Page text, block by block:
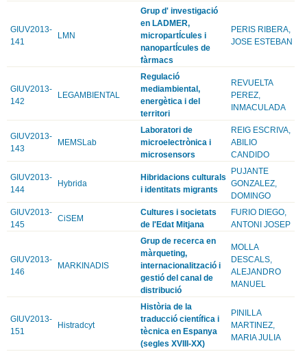
GIUV2013-
141
LMN
Grup d' investigació
en LADMER,
micropartÍcules i
nanopartÍcules de
fàrmacs
PERIS RIBERA,
JOSE ESTEBAN
GIUV2013-
142
LEGAMBIENTAL
Regulació
mediambiental,
energètica i del
territori
REVUELTA
PEREZ,
INMACULADA
GIUV2013-
143
MEMSLab
Laboratori de
microelectrònica i
microsensors
REIG ESCRIVA,
ABILIO
CANDIDO
GIUV2013-
144
Hybrida
Hibridacions culturals
i identitats migrants
PUJANTE
GONZALEZ,
DOMINGO
GIUV2013-
145
CiSEM
Cultures i societats
de l'Edat Mitjana
FURIO DIEGO,
ANTONI JOSEP
GIUV2013-
146
MARKINADIS
Grup de recerca en
màrqueting,
internacionalització i
gestió del canal de
distribució
MOLLA
DESCALS,
ALEJANDRO
MANUEL
GIUV2013-
151
Histradcyt
Història de la
traducció científica i
tècnica en Espanya
(segles XVIII-XX)
PINILLA
MARTINEZ,
MARIA JULIA